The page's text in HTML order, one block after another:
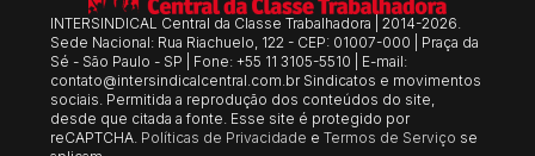
INTERSINDICAL Central da Classe Trabalhadora | 2014-2026.
Sede Nacional: Rua Riachuelo, 122 - CEP: 01007-000 | Praça da
Sé - São Paulo - SP | Fone: +55 11 3105-5510 | E-mail:
contato@intersindicalcentral.com.br Sindicatos e movimentos
sociais. Permitida a reprodução dos conteúdos do site,
desde que citada a fonte. Esse site é protegido por
reCAPTCHA. Políticas de Privacidade eTermos de Serviço se